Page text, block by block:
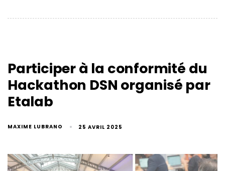
Participer à la conformité du
Hackathon DSN organisé par
Etalab
MAXIME LUBRANO 25 AVRIL 2025